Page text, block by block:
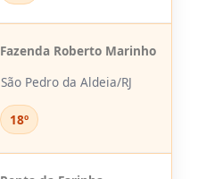
Fazenda Roberto Marinho
São Pedro da Aldeia/RJ
18º